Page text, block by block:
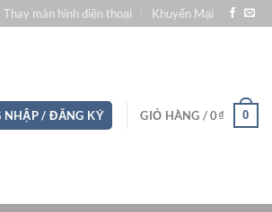
Thay màn hình điện thoại Khuyến Mại
NHẬP / ĐĂNG KÝ GIỎ HÀNG /0₫ 0